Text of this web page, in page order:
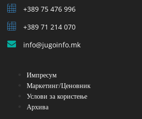
+389 75 476 996
+389 71 214 070
info@jugoinfo.mk
Импресум
Маркетинг/Ценовник
Услови за користење
Архива